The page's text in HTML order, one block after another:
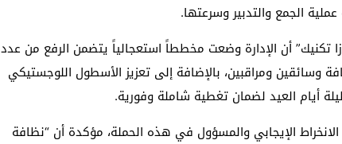
الجمع والتدبير وسرعتها.
أن الإدارة وضعت مخططاً استعجالياً يتضمن الرفع من عدد
وسائقين ومراقبين، بالإضافة إلى تعزيز الأسطول اللوجستيكي
أيام العيد لضمان تغطية شاملة وفورية.
الإيجابي والمسؤول في هذه الحملة، مؤكدة أن “نظافة